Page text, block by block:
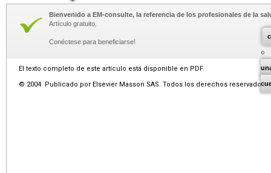
Bienvenido a EM-consulte, la referencia de los profesionales de la
Artículo gratuito.
Conéctese para beneficiarse!
El texto completo de este artículo está disponible en PDF.
© 2004 Publicado por Elsevier Masson SAS. Todos los derechos reservados.